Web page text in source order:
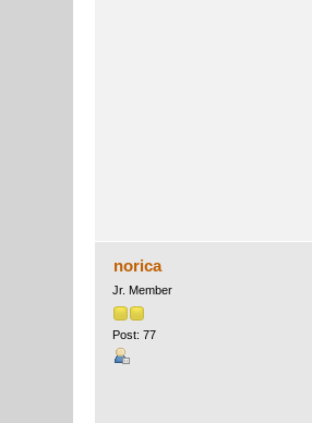
norica
Jr. Member
Post: 77